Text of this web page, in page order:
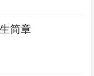
简章